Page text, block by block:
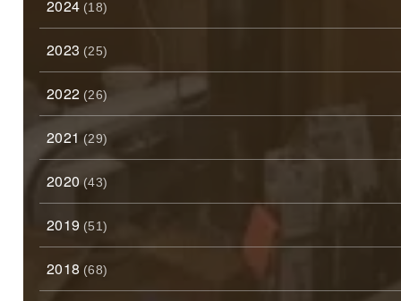
2024 (18)
2023 (25)
2022 (26)
2021 (29)
2020 (43)
2019 (51)
2018 (68)